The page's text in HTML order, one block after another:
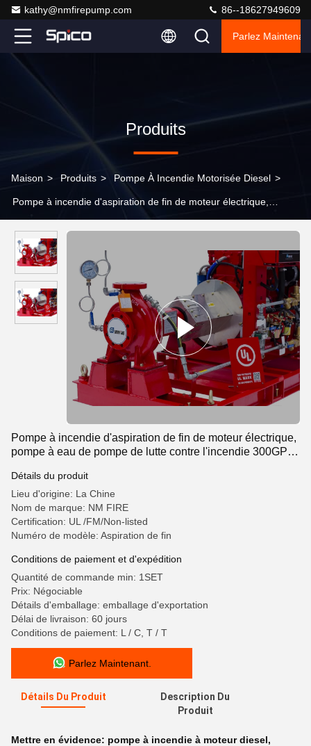
kathy@nmfirepump.com 86--18627949609
Parlez
Produits
Maison > Produits > Pompe À Incendie Motorisée Diesel >
Pompe à incendie d'aspiration de fin de moteur électrique,
Pompe à incendie d'aspiration de fin de moteur électrique,
pompe à eau de pompe de lutte contre l'incendie 300GPM
Détails du produit
Lieu d'origine: La Chine
Nom de marque: NM FIRE
Certification: UL /FM/Non-listed
Numéro de modèle: Aspiration de fin
Conditions de paiement et d'expédition
Quantité de commande min: 1SET
Prix: Négociable
Détails d'emballage: emballage d'exportation
Délai de livraison: 60 jours
Conditions de paiement: L / C, T / T
Parlez Maintenant.
Détails Du Produit
Description Du
Produit
Mettre en évidence: pompe à incendie à moteur diesel,